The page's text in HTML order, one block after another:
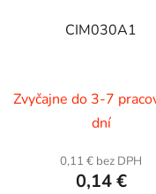
CIM030A1
Zvyčajne do 3-7
dní
0,11 € bez DPH
0,14 €